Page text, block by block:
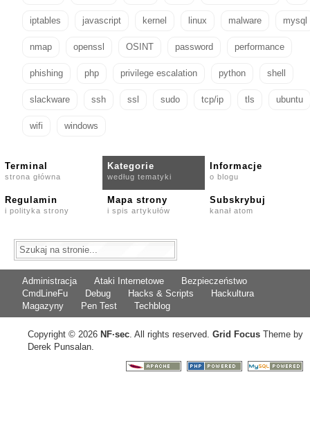
iptables javascript kernel linux malware mysql
nmap openssl OSINT password performance
phishing php privilege escalation python shell
slackware ssh ssl sudo tcp/ip tls ubuntu
wifi windows
Terminal
strona główna
Kategorie
według tematyki
Informacje
o blogu
Regulamin
i polityka strony
Mapa strony
i spis artykułów
Subskrybuj
kanał atom
Administracja Ataki Internetowe
Bezpieczeństwo
CmdLineFu
Debug Hacks & Scripts
Hackultura
Magazyny
Pen Test Techblog
Copyright © 2026 NF·sec. All rights reserved. Grid Focus Theme by
Derek Punsalan.